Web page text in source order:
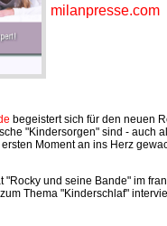
milanpresse.com
begeistert sich für den neuen
"Kindersorgen" sind - auch
Moment an ins Herz
"Rocky und seine Bande" im
Thema "Kinderschlaf"